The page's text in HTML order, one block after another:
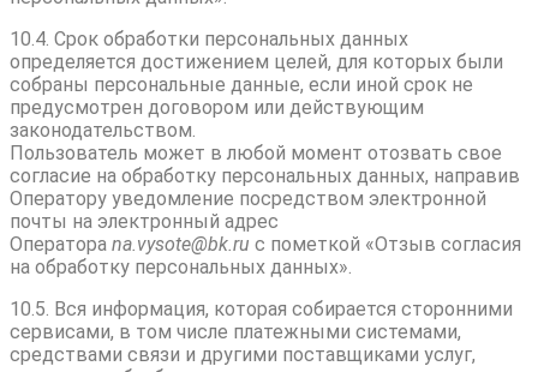
10.4. Срок обработки персональных данных
определяется достижением целей, для которых были
собраны персональные данные, если иной срок не
предусмотрен договором или действующим
законодательством.
Пользователь может в любой момент отозвать свое
согласие на обработку персональных данных, направив
Оператору уведомление посредством электронной
почты на электронный адрес
Оператора na.vysote@bk.ru с пометкой «Отзыв согласия
на обработку персональных данных».
10.5. Вся информация, которая собирается сторонними
сервисами, в том числе платежными системами,
средствами связи и другими поставщиками услуг,